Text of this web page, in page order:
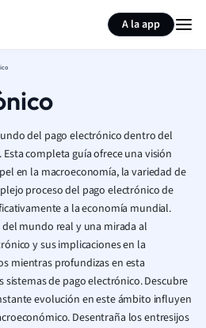
A la app
del pago electrónico dentro del
completa guía ofrece una visión
en la macroeconomía, la variedad de
proceso del pago electrónico de
a la economía mundial.
mundo real y una mirada al
y sus implicaciones en la
mientras profundizas en esta
de pago electrónico. Descubre
evolución en este ámbito influyen
Desentraña los entresijos
Resumir página